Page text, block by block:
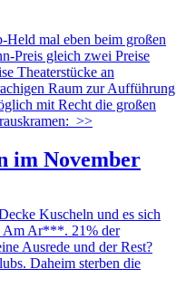
mal eben beim großen
Preis gleich zwei Preise
Theaterstücke an
Raum zur Aufführung
mit Recht die großen
>>
im November
Kuscheln und es sich
Am Ar***. 21% der
Ausrede und der Rest?
Daheim sterben die